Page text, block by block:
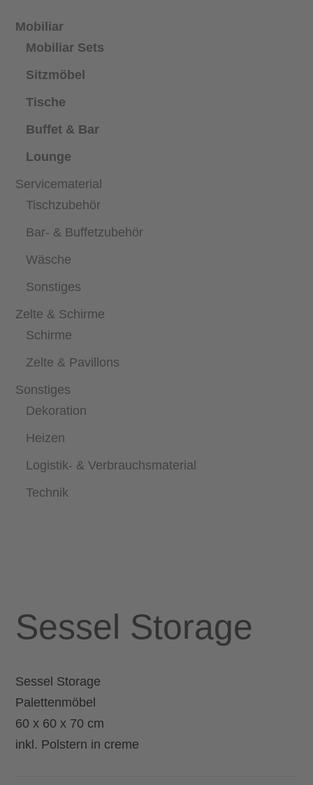
Mobiliar
Mobiliar Sets
Sitzmöbel
Tische
Buffet & Bar
Lounge
Servicematerial
Tischzubehör
Bar- & Buffetzubehör
Wäsche
Sonstiges
Zelte & Schirme
Schirme
Zelte & Pavillons
Sonstiges
Dekoration
Heizen
Logistik- & Verbrauchsmaterial
Technik
Sessel Storage
Sessel Storage
Palettenmöbel
60 x 60 x 70 cm
inkl. Polstern in creme